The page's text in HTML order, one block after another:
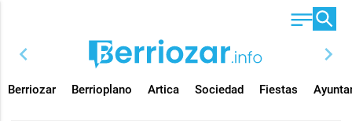
chevron_left chevron_right
Berriozar Berrioplano Artica Sociedad Fiestas